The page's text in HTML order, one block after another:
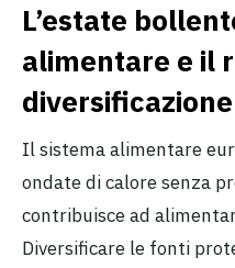
L’estate
alimentare e il
Il sistema alimentare
ondate di calore senza
contribuisce ad
Diversificare le fonti